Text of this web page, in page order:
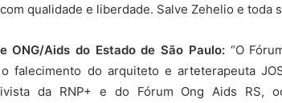
qualidade e liberdade. Salve Zehelio e toda
ONG/Aids do Estado de São Paulo:“O
falecimento do arquiteto e arteterapeuta
da RNP+ e do Fórum Ong Aids RS,